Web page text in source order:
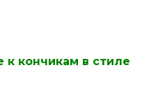
к кончикам в стиле